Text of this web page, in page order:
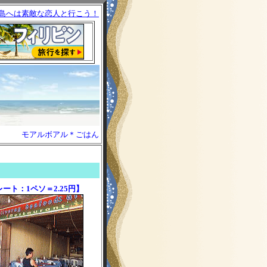
へは素敵な恋人と行こう！
モアルボアル＊ごはん
ート：1ペソ＝2.25円】